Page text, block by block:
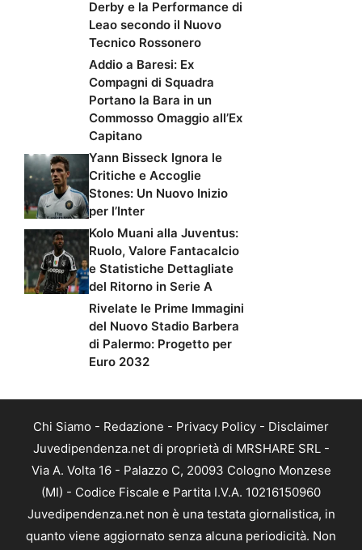
Derby e la Performance di
Leao secondo il Nuovo
Tecnico Rossonero
Addio a Baresi: Ex
Compagni di Squadra
Portano la Bara in un
Commosso Omaggio all’Ex
Capitano
Yann Bisseck Ignora le
Critiche e Accoglie
Stones: Un Nuovo Inizio
per l’Inter
Kolo Muani alla Juventus:
Ruolo, Valore Fantacalcio
e Statistiche Dettagliate
del Ritorno in Serie A
Rivelate le Prime Immagini
del Nuovo Stadio Barbera
di Palermo: Progetto per
Euro 2032
Chi Siamo - Redazione - Privacy Policy - Disclaimer
Juvedipendenza.net di proprietà di MRSHARE SRL -
Via A. Volta 16 - Palazzo C, 20093 Cologno Monzese
(MI) - Codice Fiscale e Partita I.V.A. 10216150960
Juvedipendenza.net non è una testata giornalistica, in
quanto viene aggiornato senza alcuna periodicità. Non